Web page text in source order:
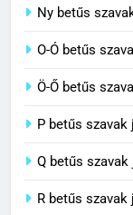
8
Ny betűs
O-Ó betűs
Ö-Ő betűs
P betűs szavak
Q betűs
R betűs